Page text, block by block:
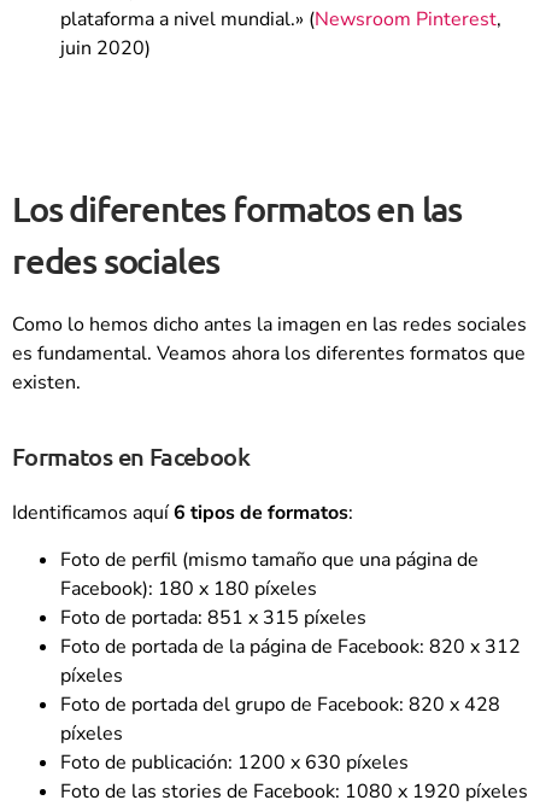
plataforma a nivel mundial.» (Newsroom Pinterest,
juin 2020)
Los diferentes formatos en las
redes sociales
Como lo hemos dicho antes la imagen en las redes sociales
es fundamental. Veamos ahora los diferentes formatos que
existen.
Formatos en Facebook
Identificamos aquí6 tipos de formatos:
Foto de perfil (mismo tamaño que una página de
Facebook): 180 x 180 píxeles
Foto de portada: 851 x 315 píxeles
Foto de portada de la página de Facebook: 820 x 312
píxeles
Foto de portada del grupo de Facebook: 820 x 428
píxeles
Foto de publicación: 1200 x 630 píxeles
Foto de las stories de Facebook: 1080 x 1920 píxeles